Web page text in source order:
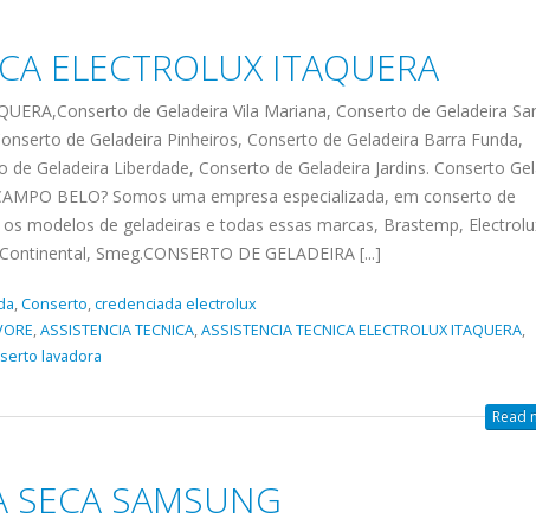
ELECTROLUX ITAQUERA
de Geladeira Vila Mariana, Conserto de Geladeira
de Geladeira Pinheiros, Conserto de Geladeira Barra Funda,
Geladeira Liberdade, Conserto de Geladeira Jardins. Conserto
BELO? Somos uma empresa especializada, em conserto de
modelos de geladeiras e todas essas marcas, Brastemp,
Smeg.CONSERTO DE GELADEIRA [...]
,Conserto,credenciada electrolux
,ASSISTENCIA TECNICA,ASSISTENCIA TECNICA ELECTROLUX ITAQUERA,
lavadora
Read
SECA SAMSUNG
PROXIMO A MIM
Agora ! (11) 3564-4559
(11) 9 57360036 Autorizada
Grande sp todos os...
A MIM
electrolux jabaquara, Vila
Conserto de Geladeira...
23
ASSISTENCIA
TECNICA
CASA VERDE
ASSISTENCIA TECNICA
CASA VERDE,Conserto de
Vila Mariana, Conserto de
Tatuapé, Conserto...read more
Vila Mariana, Conserto de
Geladeira Santa Amaro, Conserto
de Geladeira Tatuapé, Conserto
de...read more
ASSISTENCIA
Mariana,
Santa Amaro,
Geladeira
read more